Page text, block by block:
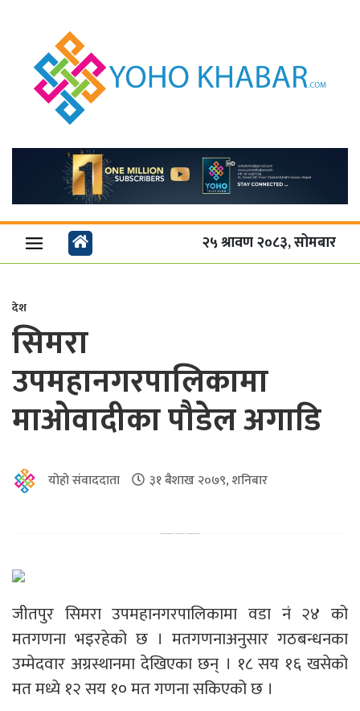
२५ श्रावण २०८३, सोमबार
देश
सिमरा
उपमहानगरपालिकामा
माओवादीका पौडेल अगाडि
योहो संवाददाता ३१ बैशाख २०७९, शनिबार
जीतपुर सिमरा उपमहानगरपालिकामा वडा नं २४ को
मतगणना भइरहेको छ । मतगणनाअनुसार गठबन्धनका
उम्मेदवार अग्रस्थानमा देखिएका छन् । १८ सय १६ खसेको
मत मध्ये १२ सय १० मत गणना सकिएको छ ।